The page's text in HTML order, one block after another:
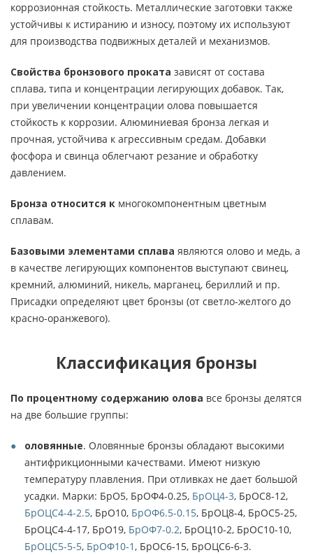
коррозионная стойкость. Металлические заготовки также
устойчивы к истиранию и износу, поэтому их используют
для производства подвижных деталей и механизмов.
Свойства бронзового проката зависят от состава
сплава, типа и концентрации легирующих добавок. Так,
при увеличении концентрации олова повышается
стойкость к коррозии. Алюминиевая бронза легкая и
прочная, устойчива к агрессивным средам. Добавки
фосфора и свинца облегчают резание и обработку
давлением.
Бронза относится к многокомпонентным цветным
сплавам.
Базовыми элементами сплава являются олово и медь, а
в качестве легирующих компонентов выступают свинец,
кремний, алюминий, никель, марганец, бериллий и пр.
Присадки определяют цвет бронзы (от светло-желтого до
красно-оранжевого).
Классификация бронзы
По процентному содержанию олова все бронзы делятся
на две большие группы:
оловянные. Оловянные бронзы обладают высокими
антифрикционными качествами. Имеют низкую
температуру плавления. При отливках не дает большой
усадки. Марки: БрО5, БрОФ4-0.25, БрОЦ4-3, БрОС8-12,
БрОЦС4-4-2.5, БрО10, БрОФ6.5-0.15, БрОЦ8-4, БрОС5-25,
БрОЦС4-4-17, БрО19, БрОФ7-0.2, БрОЦ10-2, БрОС10-10,
БрОЦС5-5-5, БрОФ10-1, БрОС6-15, БрОЦС6-6-3.